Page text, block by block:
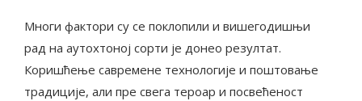
Многи фактори су се поклопили и вишегодишњи
рад на аутохтоној сорти је донео резултат.
Коришћење савремене технологије и поштовање
традиције, али пре свега тероар и посвећеност